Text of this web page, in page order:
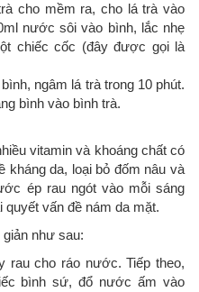
cho mềm ra, cho lá trà vào
nước sôi vào bình, lắc nhẹ
chiếc cốc (đây được gọi là
ngâm lá trà trong 10 phút.
bình vào bình trà.
vitamin và khoáng chất có
kháng da, loại bỏ đốm nâu và
ép rau ngót vào mỗi sáng
quyết vấn đề nám da mặt.
như sau:
rau cho ráo nước. Tiếp theo,
bình sứ, đổ nước ấm vào